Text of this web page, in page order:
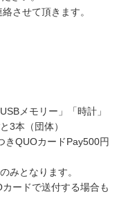
させて頂きます。
メモリー」「時計」
3本（団体）
QUOカードPay500円
みとなります。
ードで送付する場合も